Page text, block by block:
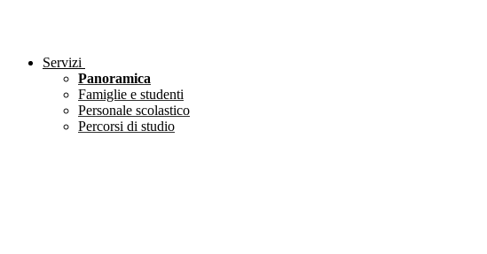
Servizi
Panoramica
Famiglie e studenti
Personale scolastico
Percorsi di studio